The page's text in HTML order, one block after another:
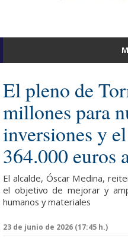
El pleno de
millones para
inversiones y
364.000 euros
El alcalde, Óscar Medina,
el objetivo de mejorar y
humanos y materiales
23 de junio de 2026 (17:45 h.)